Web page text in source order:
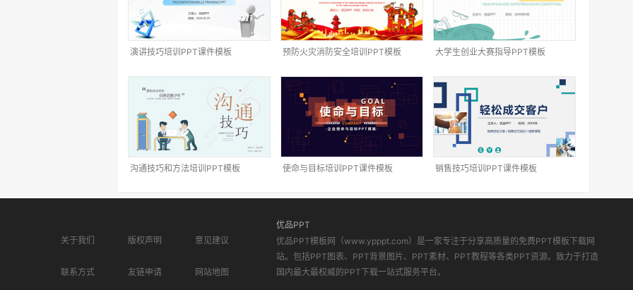
演讲技巧培训PPT课件模板 预防火灾消防安全培训PPT模板 大学生创业大赛指导PPT模板
沟通技巧和方法培训PPT模板 使命与目标培训PPT课件模板 销售技巧培训PPT课件模板
关于我们 版权声明 意见建议
联系方式 友链申请 网站地图
优品PPT
优品PPT模板网（www.ypppt.com）是一家专注于分享高质量的免费PPT模板下载网
站。包括PPT图表、PPT背景图片、PPT素材、PPT教程等各类PPT资源。致力于打造
国内最大最权威的PPT下载一站式服务平台。